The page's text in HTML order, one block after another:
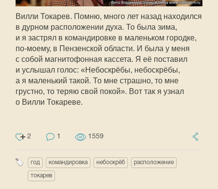
Вилли Токарев. Помню, много лет назад находился
в дурном расположении духа. То была зима,
и я застрял в командировке в маленьком городке,
по-моему, в Пензенской области. И была у меня
с собой магнитофонная кассета. Я её поставил
и услышал голос: «Небоскрёбы, небоскрёбы,
а я маленький такой. То мне страшно, то мне
грустно, то теряю свой покой». Вот так я узнал
о Вилли Токареве.
2 1 1559
год командировка небоскрёб расположение
токарев